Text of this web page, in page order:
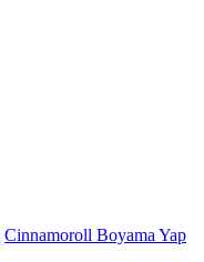
Cinnamoroll Boyama Yap